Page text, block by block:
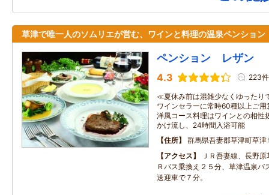
草津で唯一人のソムリエが営む、ワインと料理の温泉ペンション
ペンション レザン
4.3 223件
≪夏休み前は混雑少なくゆった
ワインセラーに常時60種以上ご
洋風コース料理はワインとの相
かけ流し、24時間入浴可能
住所
群馬県吾妻郡草津町草津
アクセス
ＪＲ吾妻線、長野
Ｒバス乗換え２５分、草津温泉バ
送迎車で７分。